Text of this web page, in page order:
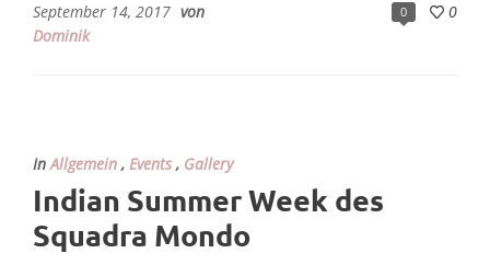
0 0
September 14, 2017 von
Dominik
InAllgemein , Events , Gallery
Indian Summer Week des
Squadra Mondo